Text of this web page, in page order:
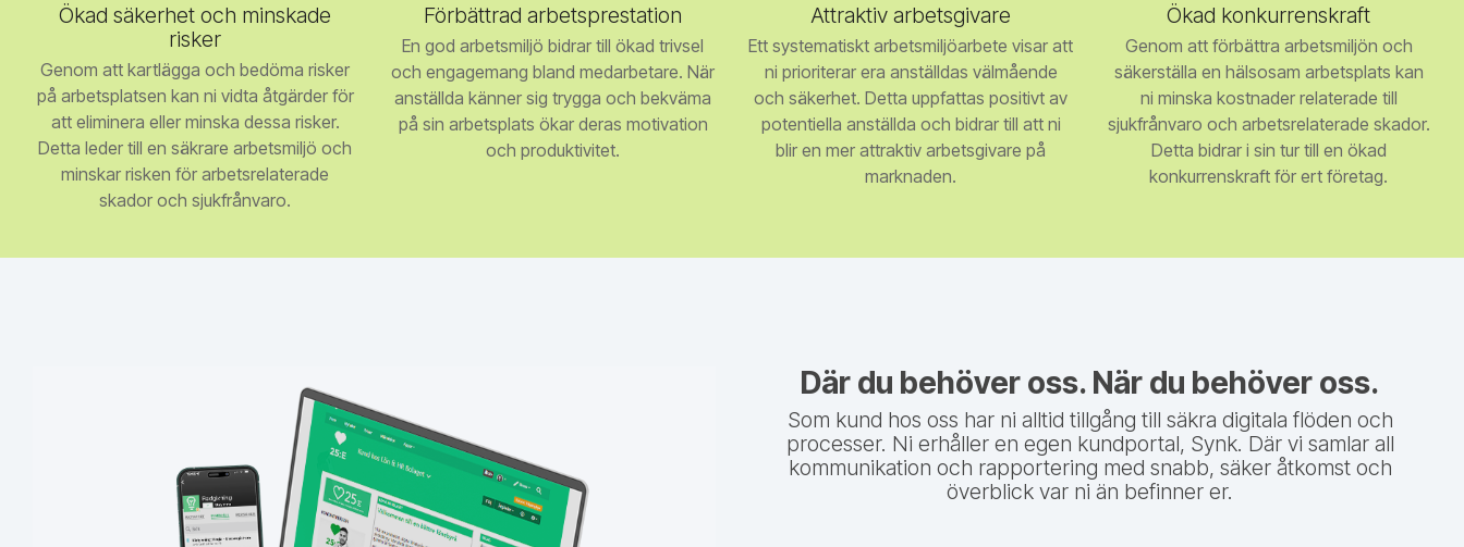
Ökad säkerhet och minskade
risker
Genom att kartlägga och bedöma risker
på arbetsplatsen kan ni vidta åtgärder för
att eliminera eller minska dessa risker.
Detta leder till en säkrare arbetsmiljö och
minskar risken för arbetsrelaterade
skador och sjukfrånvaro.
Förbättrad arbetsprestation
En god arbetsmiljö bidrar till ökad trivsel
och engagemang bland medarbetare. När
anställda känner sig trygga och bekväma
på sin arbetsplats ökar deras motivation
och produktivitet.
Attraktiv arbetsgivare
Ett systematiskt arbetsmiljöarbete visar att
ni prioriterar era anställdas välmående
och säkerhet. Detta uppfattas positivt av
potentiella anställda och bidrar till att ni
blir en mer attraktiv arbetsgivare på
marknaden.
Ökad konkurrenskraft
Genom att förbättra arbetsmiljön och
säkerställa en hälsosam arbetsplats kan
ni minska kostnader relaterade till
sjukfrånvaro och arbetsrelaterade skador.
Detta bidrar i sin tur till en ökad
konkurrenskraft för ert företag.
Där du behöver oss. När du behöver oss.
Som kund hos oss har ni alltid tillgång till säkra digitala flöden och
processer. Ni erhåller en egen kundportal, Synk. Där vi samlar all
kommunikation och rapportering med snabb, säker åtkomst och
överblick var ni än befinner er.